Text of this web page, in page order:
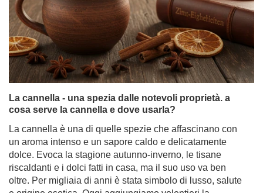
La cannella - una spezia dalle notevoli proprietà. a
La cannella è una di quelle spezie che affascinano con
un aroma intenso e un sapore caldo e delicatamente
dolce. Evoca la stagione autunno-inverno, le tisane
riscaldanti e i dolci fatti in casa, ma il suo uso va ben
oltre. Per migliaia di anni è stata simbolo di lusso, salute
e origine esotica. Oggi aggiungiamo volentieri la
cannella al tè, al caffè, alla yerba mate o ai dolci, non